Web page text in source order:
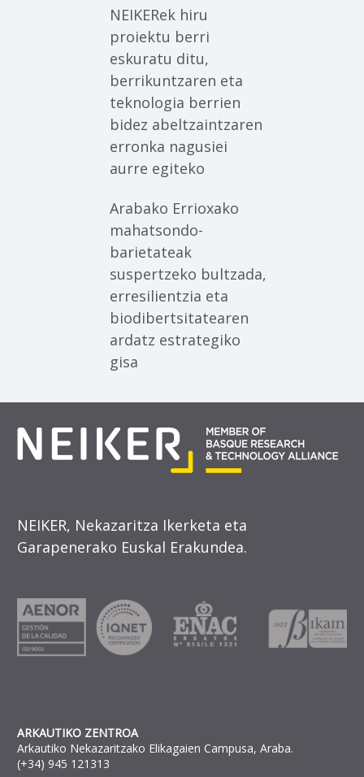
NEIKERek hiru
proiektu berri
eskuratu ditu,
berrikuntzaren eta
teknologia berrien
bidez abeltzaintzaren
erronka nagusiei
aurre egiteko
Arabako Errioxako
mahatsondo-
barietateak
suspertzeko bultzada,
erresilientzia eta
biodibertsitatearen
ardatz estrategiko
gisa
NEIKER, Nekazaritza Ikerketa eta
Garapenerako Euskal Erakundea.
ARKAUTIKO ZENTROA
Arkautiko Nekazaritzako Elikagaien Campusa, Araba.
(+34) 945 121313